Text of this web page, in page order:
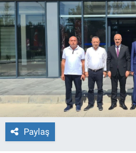
Paylaş
İlçeler
MAGAZİN
Bilim, Teknoloji
ASAYİŞ
ÇEVRE